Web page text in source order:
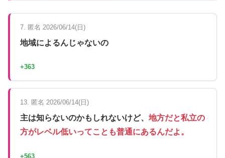
7. 匿名 2026/06/14(日)
地域によるんじゃないの
+363
13. 匿名 2026/06/14(日)
主は知らないのかもしれないけど、 地方だと私立の
方がレベル低いってことも普通にあるんだよ。
+563